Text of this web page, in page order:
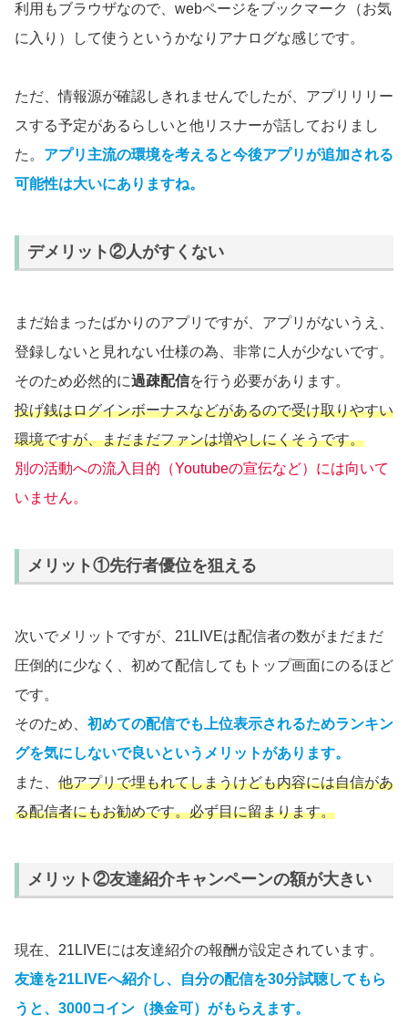
利用もブラウザなので、webページをブックマーク（お気
に入り）して使うというかなりアナログな感じです。
ただ、情報源が確認しきれませんでしたが、アプリリリー
スする予定があるらしいと他リスナーが話しておりまし
た。 アプリ主流の環境を考えると今後アプリが追加される
可能性は大いにありますね。
デメリット②人がすくない
まだ始まったばかりのアプリですが、アプリがないうえ、
登録しないと見れない仕様の為、非常に人が少ないです。
そのため必然的に過疎配信を行う必要があります。
投げ銭はログインボーナスなどがあるので受け取りやすい
環境ですが、まだまだファンは増やしにくそうです。
別の活動への流入目的（Youtubeの宣伝など）には向いて
いません。
メリット①先行者優位を狙える
次いでメリットですが、21LIVEは配信者の数がまだまだ
圧倒的に少なく、初めて配信してもトップ画面にのるほど
です。
そのため、 初めての配信でも上位表示されるためランキン
グを気にしないで良いというメリットがあります。
また、 他アプリで埋もれてしまうけども内容には自信があ
る配信者にもお勧めです。必ず目に留まります。
メリット②友達紹介キャンペーンの額が大きい
現在、21LIVEには友達紹介の報酬が設定されています。
友達を21LIVEへ紹介し、自分の配信を30分試聴してもら
うと、3000コイン（換金可）がもらえます。